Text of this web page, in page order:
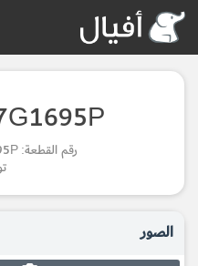
رقم القطعة: EBP38267G1695P
الصور
تم
الرجوع
Page
تم إضافة
إتمام
to Cart